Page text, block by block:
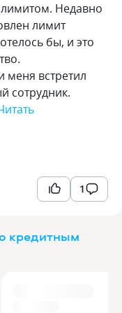
Недавно
лимит
бы, и это
меня встретил
сотрудник.
1
кредитным